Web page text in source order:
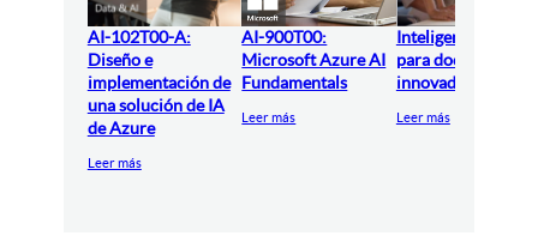
AI-102T00-A:
Diseño e
implementación de
una solución de IA
de Azure
Leer más
AI-900T00:
Microsoft Azure AI
Fundamentals
Leer más
Inteligencia
para docentes
innovadores
Leer más